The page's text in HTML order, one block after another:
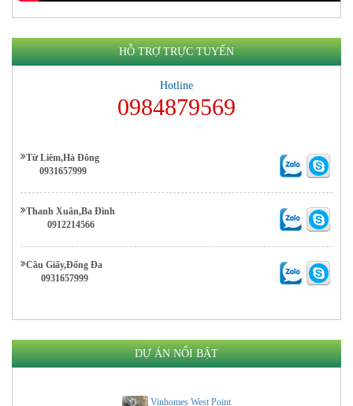
HỖ TRỢ TRỰC TUYẾN
Hotline
0984879569
Từ Liêm,Hà Đông
0931657999
Thanh Xuân,Ba Đình
0912214566
Cầu Giấy,Đống Đa
0931657999
DỰ ÁN NỔI BẬT
Vinhomes West Point